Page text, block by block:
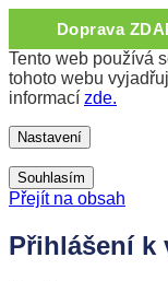
Doprava
Tento web používá
tohoto webu
informací zde.
Nastavení
Souhlasím
Přejít na obsah
Přihlášení k